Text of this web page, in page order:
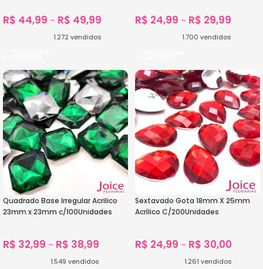
R$ 44,99 – R$ 49,99
1.272 vendidos
R$ 24,99 – R$ 29,99
1.700 vendidos
Quadrado Base Irregular Acrilico
23mm x 23mm c/100Unidades
R$ 32,99 – R$ 38,99
1.549 vendidos
Sextavado Gota 18mm X 25mm
Acrílico C/200Unidades
R$ 24,99 – R$ 30,00
1.261 vendidos